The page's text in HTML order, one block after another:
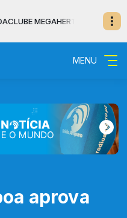
MEGAHERTZ com Daniel
MENU
aprova